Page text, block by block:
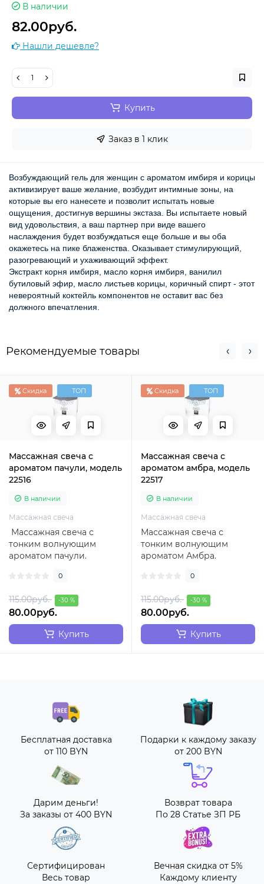
В наличии
82.00руб.
Нашли дешевле?
Купить
Заказ в 1 клик
Возбуждающий гель для женщин с ароматом имбиря и корицы
активизирует ваше желание, возбудит интимные зоны, на
которые вы его нанесете и позволит испытать новые
ощущения, достигнув вершины экстаза. Вы испытаете новый
вид удовольствия, а ваш партнер при виде вашего
наслаждения будет возбуждаться еще больше и вы оба
окажетесь на пике блаженства. Оказывает стимулирующий,
разогревающий и ухаживающий эффект.
Экстракт корня имбиря, масло корня имбиря, ванилил
бутиловый эфир, масло листьев корицы, коричный спирт - этот
невероятный коктейль компонентов не оставит вас без
должного впечатления.
Рекомендуемые товары
Скидка ТОП
Массажная свеча с
ароматом пачули, модель
22516
В наличии
Массажная свеча
Массажная свеча с
тонким волнующим
ароматом пачули.
горении превращается в
0
115.00руб. -30 %
80.00руб.
Купить
Скидка ТОП
Массажная свеча с
ароматом амбра, модель
22517
В наличии
Массажная свеча
Массажная свеча с
тонким волнующим
ароматом Амбра.
горении превращается в
0
115.00руб. -30 %
80.00руб.
Купить
Бесплатная доставка
от 110 BYN
Подарки к каждому заказу
от 200 BYN
Дарим деньги!
За заказы от 400 BYN
Возврат товара
По 28 Статье ЗП РБ
Сертифицирован
Весь товар
Вечная скидка от 5%
Каждому клиенту